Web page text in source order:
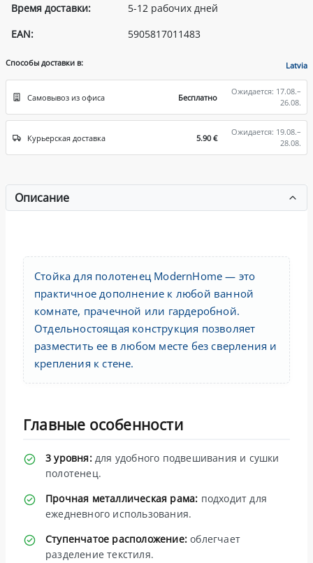
Время доставки:
5-12 рабочих дней
EAN:
5905817011483
Способы доставки в: Latvia
Самовывоз из офиса Бесплатно
Ожидается: 17.08.–
26.08.
Курьерская доставка 5.90 €
Ожидается: 19.08.–
28.08.
Описание
Стойка для полотенец ModernHome — это
практичное дополнение к любой ванной
комнате, прачечной или гардеробной.
Отдельностоящая конструкция позволяет
разместить ее в любом месте без сверления и
крепления к стене.
Главные особенности
3 уровня:для удобного подвешивания и сушки
полотенец.
Прочная металлическая рама: подходит для
ежедневного использования.
Ступенчатое расположение: облегчает
разделение текстиля.